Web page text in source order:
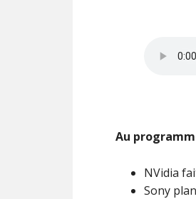
Au
NVidia
Sony